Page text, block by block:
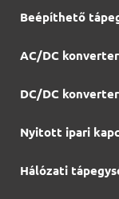
Beépíthető
AC/DC
DC/DC
Nyitott ipari
Hálózati